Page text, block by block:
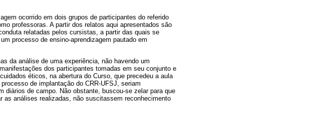
ocorrido em dois grupos de participantes do referido
professoras. A partir dos relatos aqui apresentados são
relatadas pelos cursistas, a partir das quais se
processo de ensino-aprendizagem pautado em
da análise de uma experiência, não havendo um
dos participantes tomadas em seu conjunto e
éticos, na abertura do Curso, que precedeu a aula
de implantação do CRR-UFSJ, seriam
de campo. Não obstante, buscou-se zelar para que
análises realizadas, não suscitassem reconhecimento